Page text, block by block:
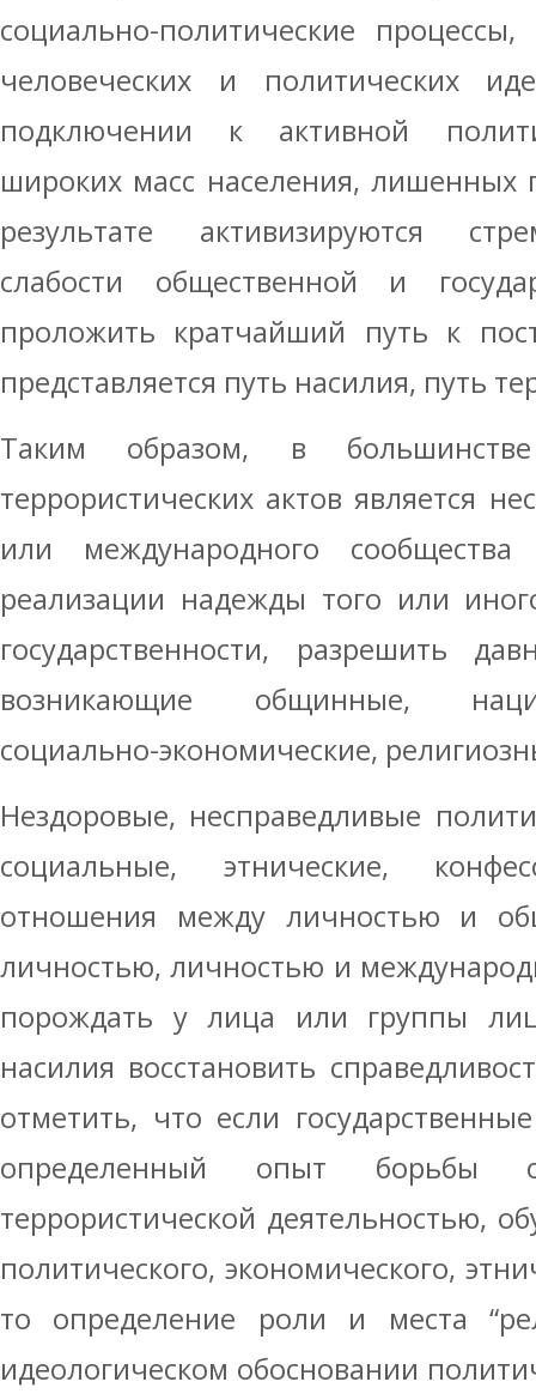
социально-политические
человеческих и политических
подключении к активной
широких масс населения, лишенных
результате активизируются
слабости общественной и
проложить кратчайший путь к
представляется путь насилия, путь
Таким образом, в
террористических актов является
или международного
реализации надежды того или
государственности, разрешить
возникающие общинные,
социально-экономические,
Нездоровые, несправедливые
социальные, этнические,
отношения между личностью и
личностью, личностью и
порождать у лица или группы
насилия восстановить
отметить, что если
определенный опыт борьбы
террористической деятельностью,
политического, экономического,
то определение роли и места
идеологическом обосновании